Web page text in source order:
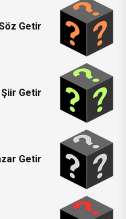
Getir
Getir
Getir